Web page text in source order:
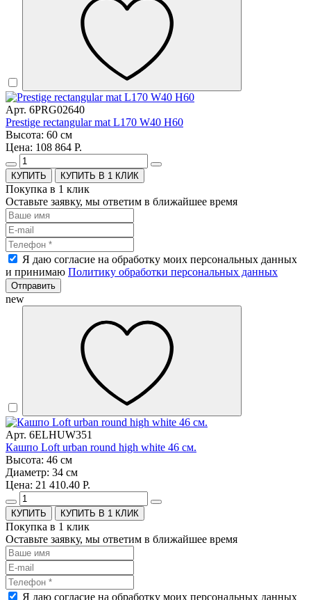
Арт. 6PRG02640
Prestige rectangular mat L170 W40 H60
Высота: 60 см
Цена: 108 864 Р.
КУПИТЬ В 1 КЛИК
Покупка в 1 клик
Оставьте заявку, мы ответим в ближайшее время
Я даю согласие на обработку моих персональных данных
и принимаю Политику обработки персональных данных
Отправить
new
Арт. 6ELHUW351
Кашпо Loft urban round high white 46 см.
Высота: 46 см
Диаметр: 34 см
Цена: 21 410.40 Р.
КУПИТЬ В 1 КЛИК
Покупка в 1 клик
Оставьте заявку, мы ответим в ближайшее время
Я даю согласие на обработку моих персональных данных